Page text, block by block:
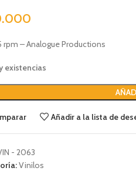
rpm – Analogue Productions
existencias
Añadir a la lista de
- 2063
Vinilos